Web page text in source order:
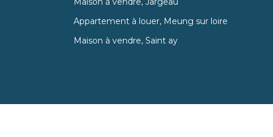
Appartement à louer, Meung sur loire
Maison à vendre, Saint ay